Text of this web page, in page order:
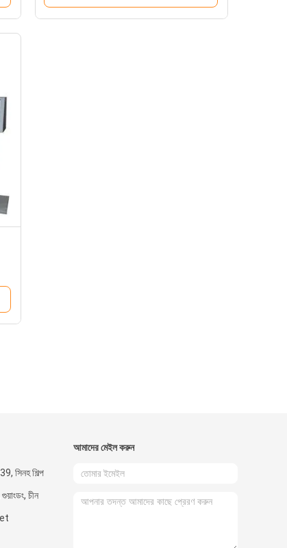
সিনহ শিল্প
গুয়াংডং, চীন
আমাদের মেইল ​​করুন